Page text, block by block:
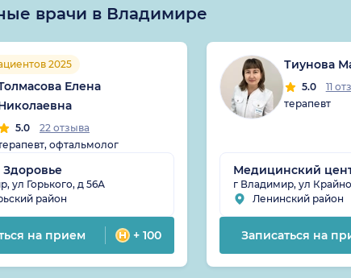
врачи в Владимире
2025
Елена
5.0
22 отзыва
офтальмолог
ул Горького, д 56А
район
на прием + 100
Тиунова
5.0
11
терапевт
Медицинский
г Владимир, ул
Ленинский район
Записаться на